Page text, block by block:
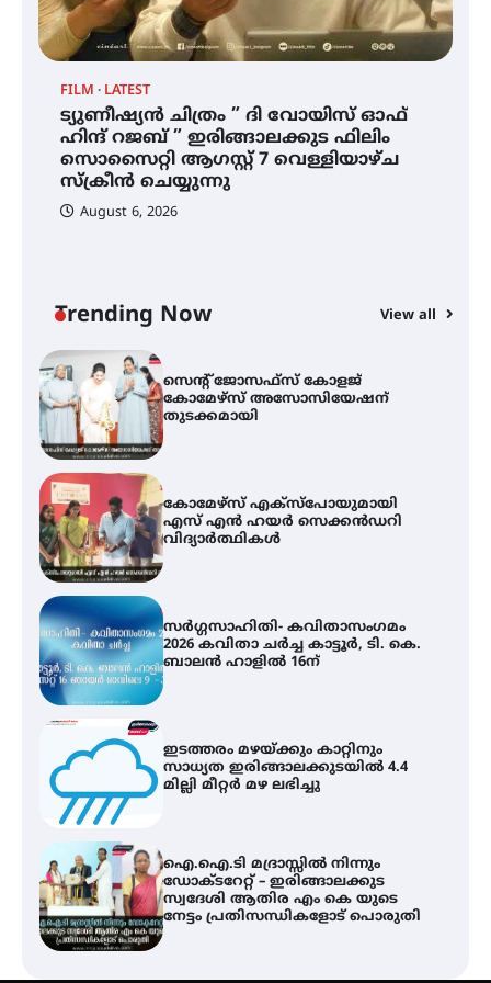
FILM LATEST
ട്യുണീഷ്യൻ ചിത്രം ” ദി വോയിസ് ഓഫ്
ഹിന്ദ് റജബ് ” ഇരിങ്ങാലക്കുട ഫിലിം
സൊസൈറ്റി ആഗസ്റ്റ് 7 വെള്ളിയാഴ്ച
സ്‌ക്രീൻ ചെയ്യുന്നു
August 6, 2026
Trending Now View all
ഐ.ഐ.ടി മദ്രാസ്സിൽ നിന്നും
ഡോക്ടറേറ്റ് – ഇരിങ്ങാലക്കുട
സ്വദേശി ആതിര എം കെ യുടെ
നേട്ടം പ്രതിസന്ധികളോട് പൊരുതി
ട്യുണീഷ്യൻ ചിത്രം ” ദി വോയിസ്
ഓഫ് ഹിന്ദ് റജബ് ” ഇരിങ്ങാലക്കുട
ഫിലിം സൊസൈറ്റി ആഗസ്റ്റ് 7
വെള്ളിയാഴ്ച സ്‌ക്രീൻ ചെയ്യുന്നു
തുടക്കമായി
കോമേഴ്സ് എക്സ്പോയുമായി
എസ് എൻ ഹയർ സെക്കൻഡറി
വിദ്യാർത്ഥികൾ
സർഗ്ഗസാഹിതി- കവിതാസംഗമം
2026 കവിതാ ചർച്ച കാട്ടൂർ, ടി. കെ.
ബാലൻ ഹാളിൽ 16ന്
ഇടത്തരം മഴയ്ക്കും കാറ്റിനും
സാധ്യത ഇരിങ്ങാലക്കുടയിൽ 4.4
മില്ലി മീറ്റർ മഴ ലഭിച്ചു
ഐ.ഐ.ടി മദ്രാസ്സിൽ നിന്നും
ഡോക്ടറേറ്റ് – ഇരിങ്ങാലക്കുട
സ്വദേശി ആതിര എം കെ യുടെ
ട്യുണീഷ്യൻ ചിത്രം ” ദി വോയിസ്
ഓഫ് ഹിന്ദ് റജബ് ” ഇരിങ്ങാലക്കുട
ഫിലിം സൊസൈറ്റി ആഗസ്റ്റ് 7
വെള്ളിയാഴ്ച സ്‌ക്രീൻ ചെയ്യുന്നു